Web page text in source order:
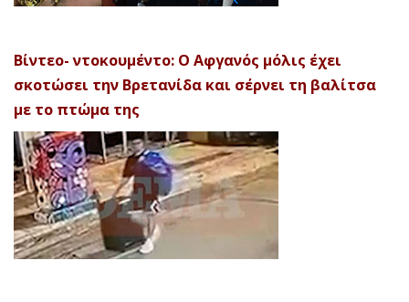
Βίντεο- ντοκουμέντο: Ο Αφγανός μόλις έχει
σκοτώσει την Βρετανίδα και σέρνει τη βαλίτσα
με το πτώμα της